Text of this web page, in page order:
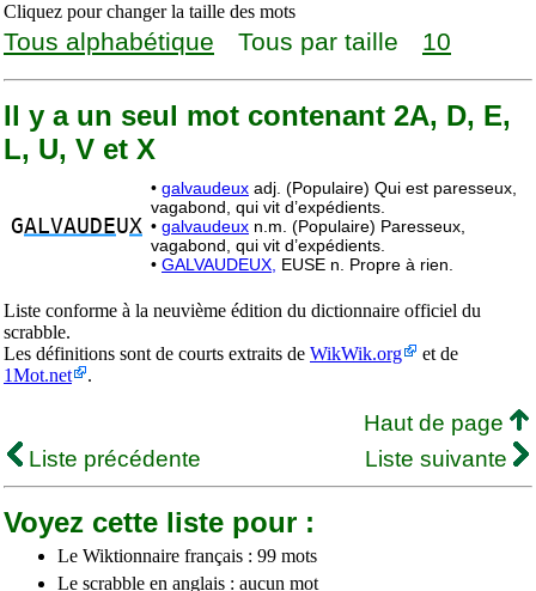
Cliquez pour changer la taille des mots
Tous alphabétique Tous par taille 10
Il y a un seul mot contenant 2A, D, E,
L, U, V et X
GALVAUDEUX
• galvaudeux adj. (Populaire) Qui est paresseux,
vagabond, qui vit d’expédients.
• galvaudeux n.m. (Populaire) Paresseux,
vagabond, qui vit d’expédients.
• GALVAUDEUX, EUSE n. Propre à rien.
Liste conforme à la neuvième édition du dictionnaire officiel du
scrabble.
Les définitions sont de courts extraits de WikWik.org
et de
1Mot.net
.
Haut de page
Liste précédente
Liste suivante
Voyez cette liste pour :
Le Wiktionnaire français : 99 mots
Le scrabble en anglais : aucun mot